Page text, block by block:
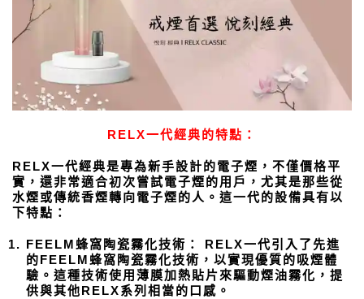
RELX一代經典的特點：
RELX一代經典是專為新手設計的電子煙，不僅價格平
實，還非常適合初次嘗試電子煙的用戶，尤其是那些從
水煙或傳統香煙轉向電子煙的人。這一代的設備具有以
下特點：
FEELM蜂窩陶瓷霧化技術： RELX一代引入了先進
的FEELM蜂窩陶瓷霧化技術，以實現優質的吸煙體
驗。這種技術使用薄膜加熱貼片來驅動煙油霧化，提
供與其他RELX系列相當的口感。